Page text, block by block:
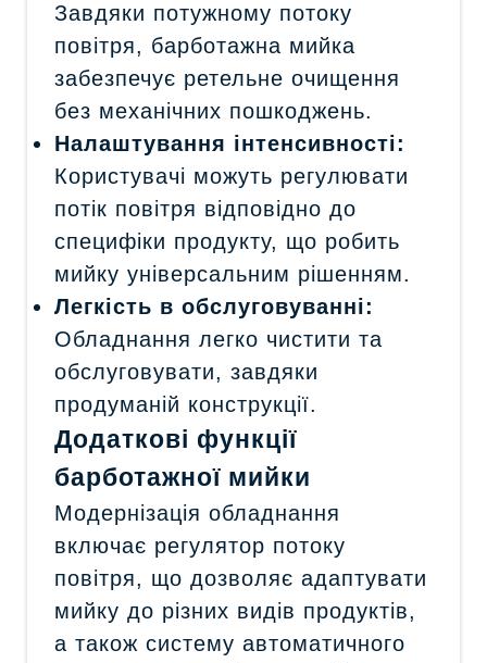
Завдяки потужному потоку
повітря, барботажна мийка
забезпечує ретельне очищення
без механічних пошкоджень.
Налаштування інтенсивності:
Користувачі можуть регулювати
потік повітря відповідно до
специфіки продукту, що робить
мийку універсальним рішенням.
Легкість в обслуговуванні:
Обладнання легко чистити та
обслуговувати, завдяки
продуманій конструкції.
Додаткові функції
барботажної мийки
Модернізація обладнання
включає регулятор потоку
повітря, що дозволяє адаптувати
мийку до різних видів продуктів,
а також систему автоматичного